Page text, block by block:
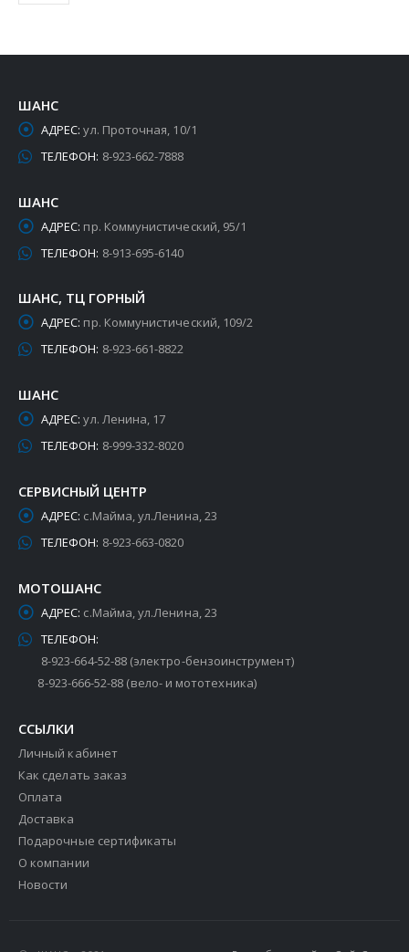
ШАНС
АДРЕС: ул. Проточная, 10/1
ТЕЛЕФОН: 8-923-662-7888
ШАНС
АДРЕС: пр. Коммунистический, 95/1
ТЕЛЕФОН: 8-913-695-6140
ШАНС, ТЦ ГОРНЫЙ
АДРЕС: пр. Коммунистический, 109/2
ТЕЛЕФОН: 8-923-661-8822
ШАНС
АДРЕС: ул. Ленина, 17
ТЕЛЕФОН: 8-999-332-8020
СЕРВИСНЫЙ ЦЕНТР
АДРЕС: с.Майма, ул.Ленина, 23
ТЕЛЕФОН: 8-923-663-0820
МОТОШАНС
АДРЕС: с.Майма, ул.Ленина, 23
ТЕЛЕФОН:
8-923-664-52-88 (электро-бензоинструмент)
8-923-666-52-88 (вело- и мототехника)
ССЫЛКИ
Личный кабинет
Как сделать заказ
Оплата
Доставка
Подарочные сертификаты
О компании
Новости